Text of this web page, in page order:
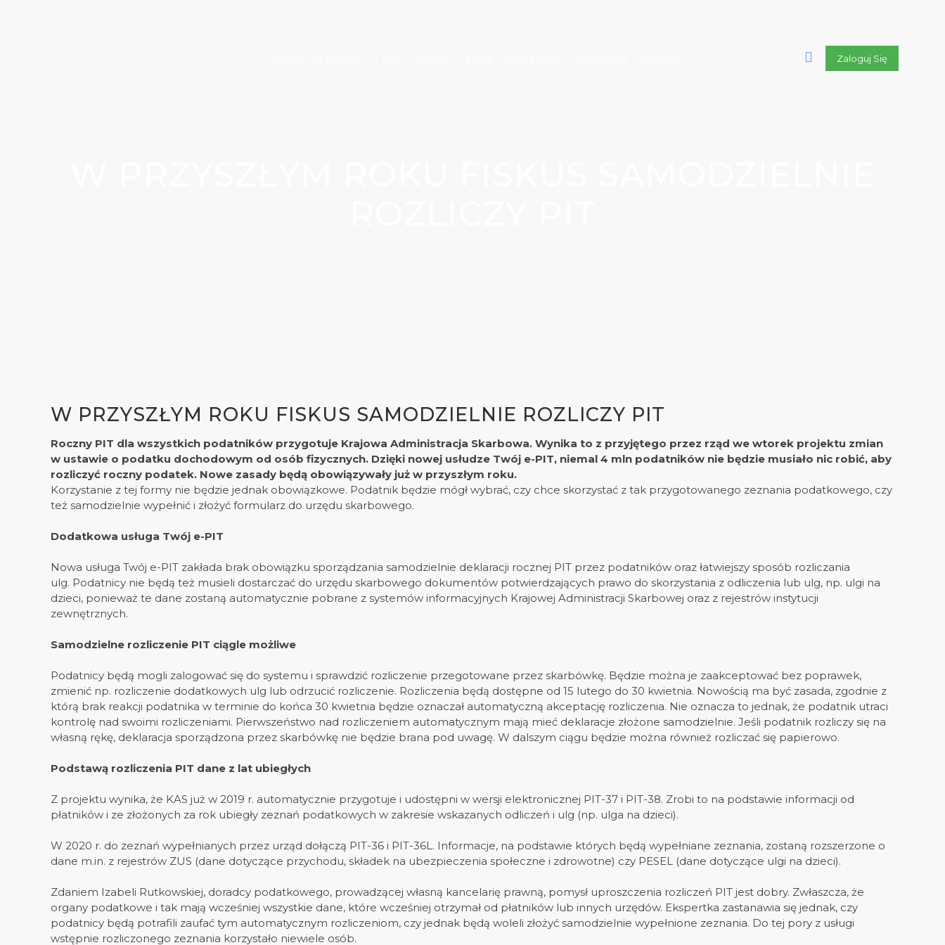
Zaloguj Się
W PRZYSZŁYM ROKU FISKUS SAMODZIELNIE ROZLICZY PIT
Roczny PIT dla wszystkich podatników przygotuje Krajowa Administracja Skarbowa. Wynika to z przyjętego przez rząd we wtorek projektu zmian
w ustawie o podatku dochodowym od osób fizycznych. Dzięki nowej usłudze Twój e-PIT, niemal 4 mln podatników nie będzie musiało nic robić, aby
rozliczyć roczny podatek. Nowe zasady będą obowiązywały już w przyszłym roku.
Korzystanie z tej formy nie będzie jednak obowiązkowe. Podatnik będzie mógł wybrać, czy chce skorzystać z tak przygotowanego zeznania podatkowego, czy
też samodzielnie wypełnić i złożyć formularz do urzędu skarbowego.
Dodatkowa usługa Twój e-PIT
Nowa usługa Twój e-PIT zakłada brak obowiązku sporządzania samodzielnie deklaracji rocznej PIT przez podatników oraz łatwiejszy sposób rozliczania
ulg. Podatnicy nie będą też musieli dostarczać do urzędu skarbowego dokumentów potwierdzających prawo do skorzystania z odliczenia lub ulg, np. ulgi na
dzieci, ponieważ te dane zostaną automatycznie pobrane z systemów informacyjnych Krajowej Administracji Skarbowej oraz z rejestrów instytucji
zewnętrznych.
Samodzielne rozliczenie PIT ciągle możliwe
Podatnicy będą mogli zalogować się do systemu i sprawdzić rozliczenie przegotowane przez skarbówkę. Będzie można je zaakceptować bez poprawek,
zmienić np. rozliczenie dodatkowych ulg lub odrzucić rozliczenie. Rozliczenia będą dostępne od 15 lutego do 30 kwietnia. Nowością ma być zasada, zgodnie z
którą brak reakcji podatnika w terminie do końca 30 kwietnia będzie oznaczał automatyczną akceptację rozliczenia. Nie oznacza to jednak, że podatnik utraci
kontrolę nad swoimi rozliczeniami. Pierwszeństwo nad rozliczeniem automatycznym mają mieć deklaracje złożone samodzielnie. Jeśli podatnik rozliczy się na
własną rękę, deklaracja sporządzona przez skarbówkę nie będzie brana pod uwagę. W dalszym ciągu będzie można również rozliczać się papierowo.
Podstawą rozliczenia PIT dane z lat ubiegłych
Z projektu wynika, że KAS już w 2019 r. automatycznie przygotuje i udostępni w wersji elektronicznej PIT-37 i PIT-38. Zrobi to na podstawie informacji od
płatników i ze złożonych za rok ubiegły zeznań podatkowych w zakresie wskazanych odliczeń i ulg (np. ulga na dzieci).
W 2020 r. do zeznań wypełnianych przez urząd dołączą PIT-36 i PIT-36L. Informacje, na podstawie których będą wypełniane zeznania, zostaną rozszerzone o
dane m.in. z rejestrów ZUS (dane dotyczące przychodu, składek na ubezpieczenia społeczne i zdrowotne) czy PESEL (dane dotyczące ulgi na dzieci).
Zdaniem Izabeli Rutkowskiej, doradcy podatkowego, prowadzącej własną kancelarię prawną, pomysł uproszczenia rozliczeń PIT jest dobry. Zwłaszcza, że
organy podatkowe i tak mają wcześniej wszystkie dane, które wcześniej otrzymał od płatników lub innych urzędów. Ekspertka zastanawia się jednak, czy
podatnicy będą potrafili zaufać tym automatycznym rozliczeniom, czy jednak będą woleli złożyć samodzielnie wypełnione zeznania. Do tej pory z usługi
wstępnie rozliczonego zeznania korzystało niewiele osób.